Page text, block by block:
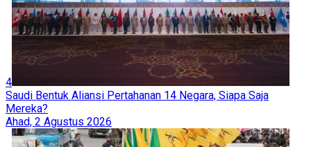
4
Saudi Bentuk Aliansi Pertahanan 14 Negara, Siapa Saja
Mereka?
Ahad, 2 Agustus 2026